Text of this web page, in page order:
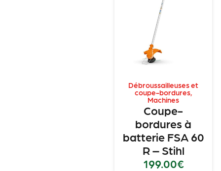
Débroussailleuses et
coupe-bordures,
Machines
Coupe-
bordures à
batterie FSA 60
R – Stihl
199.00€